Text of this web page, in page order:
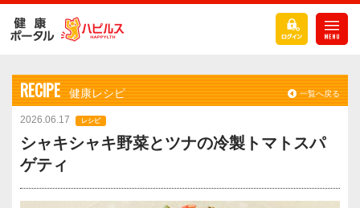
RECIPE 健康レシピ 一覧へ戻る
2026.06.17 レシピ
シャキシャキ野菜とツナの冷製トマトスパ
ゲティ